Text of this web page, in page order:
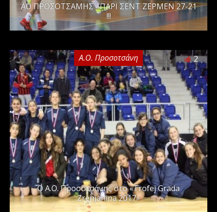
ΑΟ ΠΡΟΣΟΤΣΑΜΗΣ –ΠΑΡΙ ΣΕΝΤ ΖΕΡΜΕΝ 27-21
!!!
Α.Ο. Προσοτσάνη 2
O A.O. Προσοτσάνης στο «Trofej Grada
Zrenjanina 2017»